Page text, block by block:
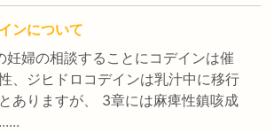
ンについて
妊婦の相談することにコデインは催
、ジヒドロコデインは乳汁中に移行
ありますが、 3章には麻痺性鎮咳成